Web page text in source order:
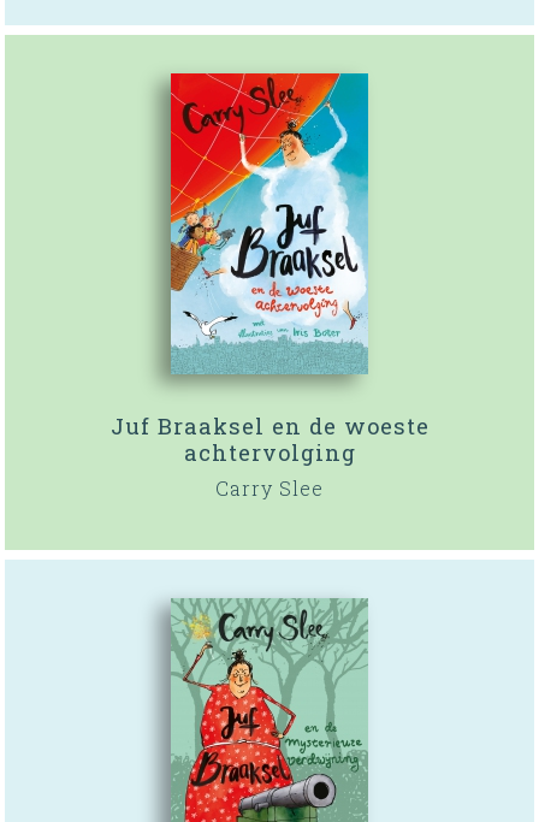
Juf Braaksel en de woeste
achtervolging
Carry Slee